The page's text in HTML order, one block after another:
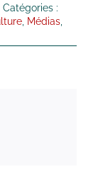
Catégories :
Médias